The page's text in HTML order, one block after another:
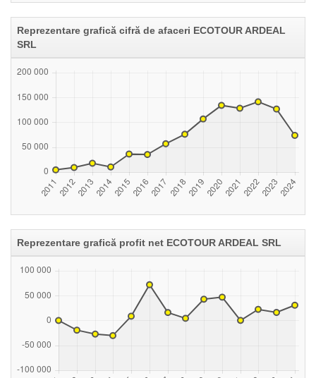
Reprezentare grafică cifră de afaceri ECOTOUR ARDEAL
SRL
Reprezentare grafică profit net ECOTOUR ARDEAL SRL